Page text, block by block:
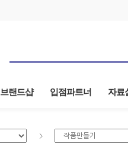
브랜드샵 입점파트너 자료